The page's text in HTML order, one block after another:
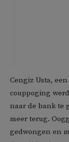
Cengiz Usta,
couppoging
naar de bank te
meer terug.
gedwongen en